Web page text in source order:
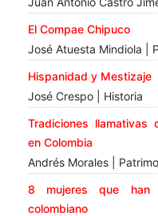
El Compae Chipuco
José Atuesta Mindiola |
Hispanidad y Mestizaje
José Crespo | Historia
Tradiciones llamativas
en Colombia
Andrés Morales |
8 mujeres que han
colombiano